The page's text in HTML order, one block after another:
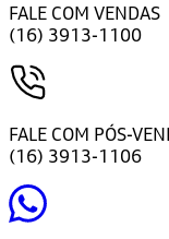
FALE COM VENDAS
(16) 3913-1100
FALE COM PÓS-
(16) 3913-1106